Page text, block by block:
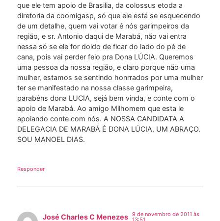
que ele tem apoio de Brasilia, da colossus etoda a
diretoria da coomigasp, só que ele está se esquecendo
de um detalhe, quem vai votar é nós garimpeiros da
região, e sr. Antonio daqui de Marabá, não vai entra
nessa só se ele for doido de ficar do lado do pé de
cana, pois vai perder feio pra Dona LÚCIA. Queremos
uma pessoa da nossa região, e claro porque não uma
mulher, estamos se sentindo honrrados por uma mulher
ter se manifestado na nossa classe garimpeira,
parabéns dona LUCIA, sejá bem vinda, e conte com o
apoio de Marabá. Ao amigo Milhomem que esta le
apoiando conte com nós. A NOSSA CANDIDATA A
DELEGACIA DE MARABÁ É DONA LÚCIA, UM ABRAÇO.
SOU MANOEL DIAS.
Responder
José Charles C Menezes 9 de novembro de 2011 às